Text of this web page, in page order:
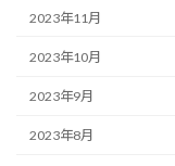
2023年11月
2023年10月
2023年9月
2023年8月